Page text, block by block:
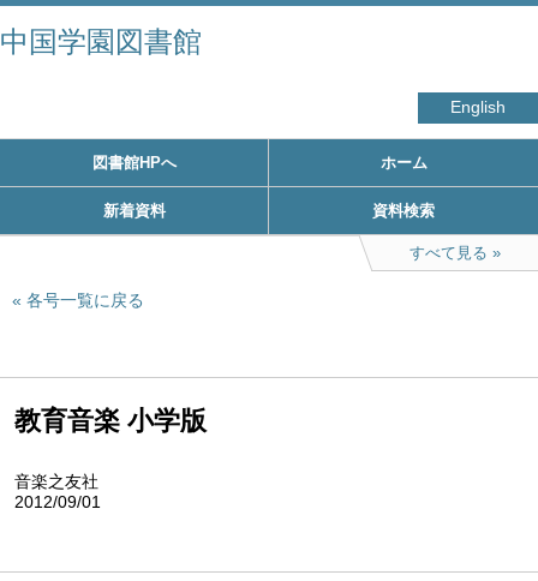
中国学園図書館
English
図書館HPへ ホーム
新着資料 資料検索
すべて見る
各号一覧に戻る
教育音楽 小学版
音楽之友社
2012/09/01